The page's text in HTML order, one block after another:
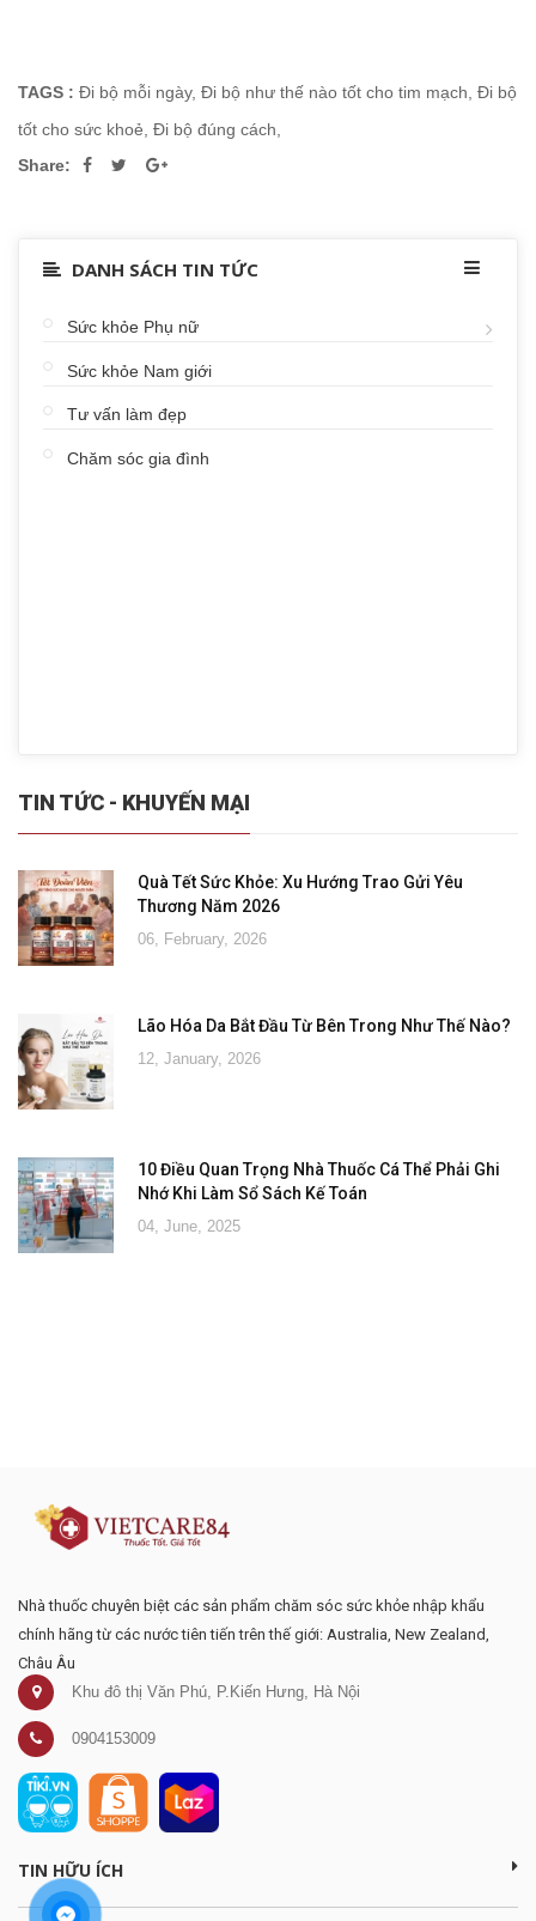
TAGS : Đi bộ mỗi ngày, Đi bộ như thế nào tốt cho tim mạch Đi bộ
tốt cho sức khoẻ Đi bộ đúng cách
Share:
DANH SÁCH TIN TỨC
Sức khỏe Phụ nữ
Sức khỏe Nam giới
Tư vấn làm đẹp
Chăm sóc gia đình
TIN TỨC - KHUYẾN MẠI
Quà Tết Sức Khỏe: Xu Hướng Trao Gửi Yêu
Thương Năm 2026
06, February, 2026
Lão Hóa Da Bắt Đầu Từ Bên Trong Như Thế Nào?
12, January, 2026
10 Điều Quan Trọng Nhà Thuốc Cá Thể Phải Ghi
Nhớ Khi Làm Sổ Sách Kế Toán
04, June, 2025
Nhà thuốc chuyên biệt các sản phẩm chăm sóc sức khỏe nhập khẩu
chính hãng từ các nước tiên tiến trên thế giới: Australia, New Zealand,
Châu Âu
Khu đô thị Văn Phú, P.Kiến Hưng, Hà Nội
0904153009
TIN HỮU ÍCH